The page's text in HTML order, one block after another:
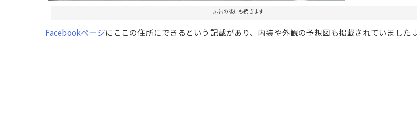
広告の後にも続きます
Facebookページにここの住所にできるという記載があり、内装や外観の予想図も掲載されていました↓